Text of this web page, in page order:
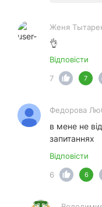
Женя
👌
Відповісти
7
7
Федорова
в мене не
запитаннях
Відповісти
6
6